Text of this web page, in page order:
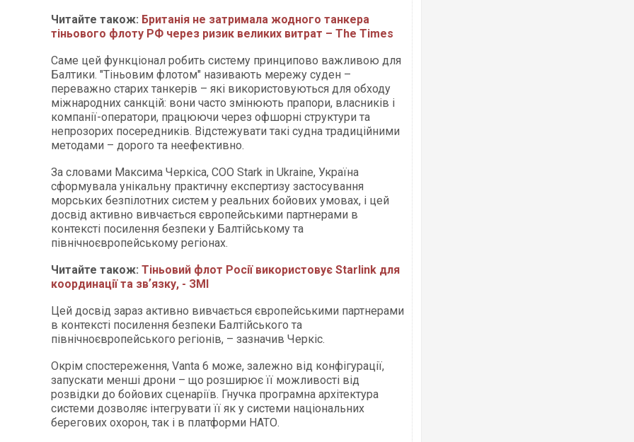
Читайте також: Британія не затримала жодного танкера
тіньового флоту РФ через ризик великих витрат – The Times
Саме цей функціонал робить систему принципово важливою для
Балтики. "Тіньовим флотом" називають мережу суден –
переважно старих танкерів – які використовуються для обходу
міжнародних санкцій: вони часто змінюють прапори, власників і
компанії-оператори, працюючи через офшорні структури та
непрозорих посередників. Відстежувати такі судна традиційними
методами – дорого та неефективно.
За словами Максима Черкіса, COO Stark in Ukraine, Україна
сформувала унікальну практичну експертизу застосування
морських безпілотних систем у реальних бойових умовах, і цей
досвід активно вивчається європейськими партнерами в
контексті посилення безпеки у Балтійському та
північноєвропейському регіонах.
Читайте також: Тіньовий флот Росії використовує Starlink для
координації та звʼязку, - ЗМІ
Цей досвід зараз активно вивчається європейськими партнерами
в контексті посилення безпеки Балтійського та
північноєвропейського регіонів, – зазначив Черкіс.
Окрім спостереження, Vanta 6 може, залежно від конфігурації,
запускати менші дрони – що розширює її можливості від
розвідки до бойових сценаріїв. Гнучка програмна архітектура
системи дозволяє інтегрувати її як у системи національних
берегових охорон, так і в платформи НАТО.